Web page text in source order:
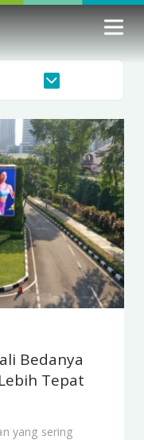
Bedanya
Tepat
yang sering